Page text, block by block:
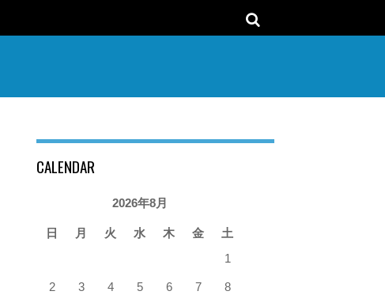
CALENDAR
2026年8月
日 月 火 水 木 金
土
1
2 3 4 5 6 7 8